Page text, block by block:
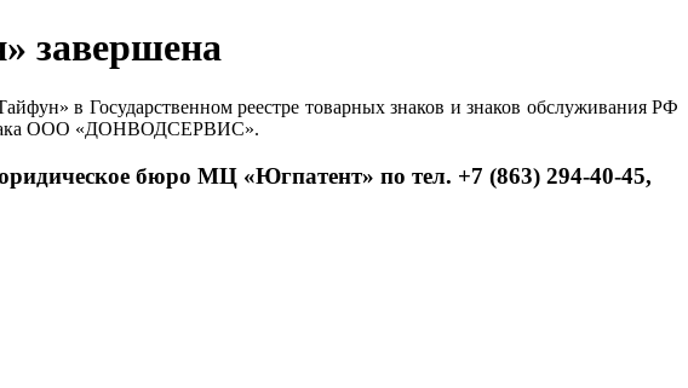
завершена
в Государственном реестре товарных знаков и знаков обслуживания РФ
знака ООО «ДОНВОДСЕРВИС».
бюро МЦ «Югпатент» по тел. +7 (863) 294-40-45,